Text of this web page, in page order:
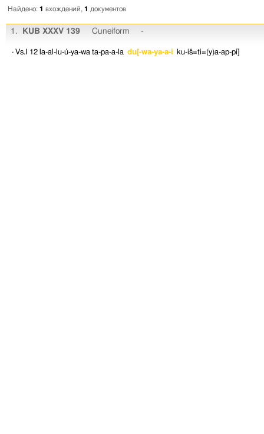
Найдено: 1 вхождений, 1 документов
1. KUB XXXV 139 Cuneiform -
· Vs.I 12 la-al-lu-ú-ya-wa ta-pa-a-la du[-wa-ya-a-i ku-iš=ti=(y)a-ap-pí]